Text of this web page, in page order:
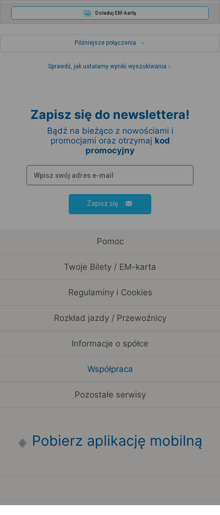
Doładuj EM-kartę
Późniejsze połączenia
Sprawdź, jak ustalamy wyniki wyszukiwania
Zapisz się do newslettera!
Bądź na bieżąco z nowościami i
promocjami oraz otrzymaj kod
promocyjny
Zapisz się
Pomoc
Twoje Bilety / EM-karta
Regulaminy i Cookies
Rozkład jazdy / Przewoźnicy
Informacje o spółce
Współpraca
Pozostałe serwisy
Pobierz aplikację mobilną